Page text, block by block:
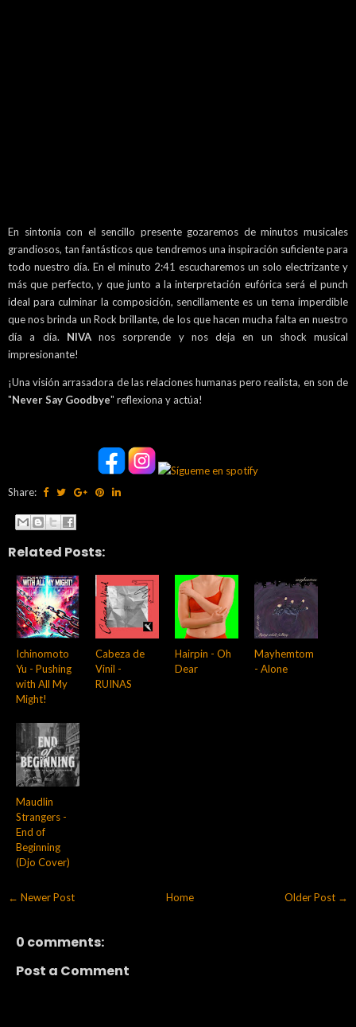
En sintonía con el sencillo presente gozaremos de minutos musicales
grandiosos, tan fantásticos que tendremos una inspiración suficiente para
todo nuestro día. En el minuto 2:41 escucharemos un solo electrizante y
más que perfecto, y que junto a la interpretación eufórica será el punch
ideal para culminar la composición, sencillamente es un tema imperdible
que nos brinda un Rock brillante, de los que hacen mucha falta en nuestro
día a día. NIVA nos sorprende y nos deja en un shock musical
impresionante!
¡Una visión arrasadora de las relaciones humanas pero realista, en son de
"Never Say Goodbye" reflexiona y actúa!
Share:
Related Posts:
Ichinomoto
Yu - Pushing
with All My
Might!
Cabeza de
Vinil -
RUINAS
Hairpin - Oh
Dear
Mayhemtom
- Alone
Maudlin
Strangers -
End of
Beginning
(Djo Cover)
← Newer Post Older Post →
Home
0 comments:
Post a Comment